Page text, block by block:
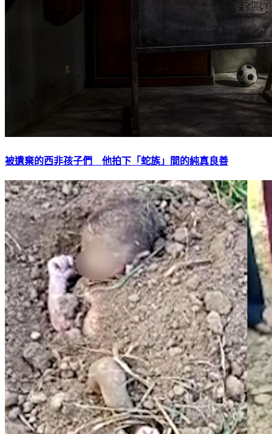
被遺棄的西非孩子們 他拍下「蛇族」間的純真良善